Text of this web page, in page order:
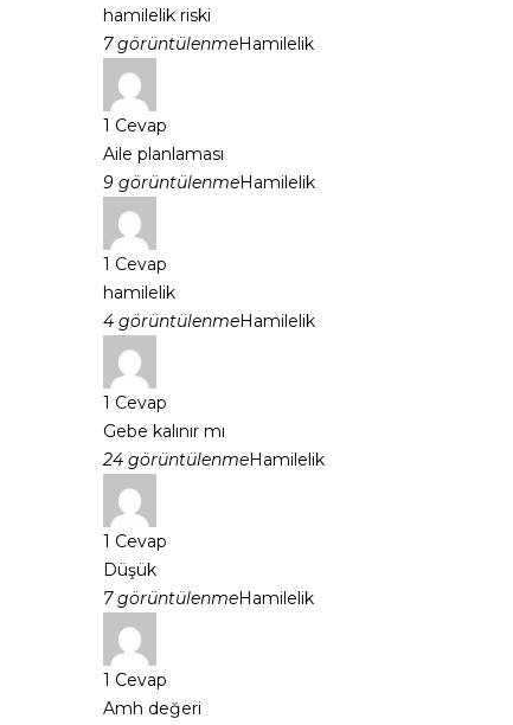
hamilelik riski
7 görüntülenmeHamilelik
1 Cevap
Aile planlaması
9 görüntülenmeHamilelik
1 Cevap
hamilelik
4 görüntülenmeHamilelik
1 Cevap
Gebe kalınır mı
24 görüntülenmeHamilelik
1 Cevap
Düşük
7 görüntülenmeHamilelik
1 Cevap
Amh değeri